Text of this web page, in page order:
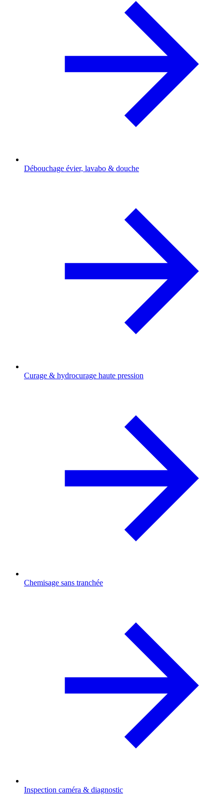
Débouchage évier, lavabo & douche
Curage & hydrocurage haute pression
Chemisage sans tranchée
Inspection caméra & diagnostic